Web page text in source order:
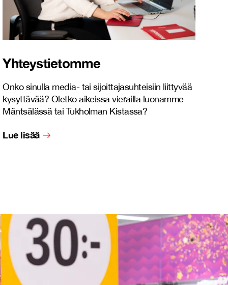
Yhteystietomme
Onko sinulla media- tai sijoittajasuhteisiin liittyvää
kysyttävää? Oletko aikeissa vierailla luonamme
Mäntsälässä tai Tukholman Kistassa?
Lue lisää